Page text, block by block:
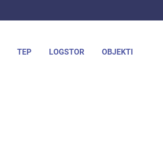
TEP LOGSTOR OBJEKTI